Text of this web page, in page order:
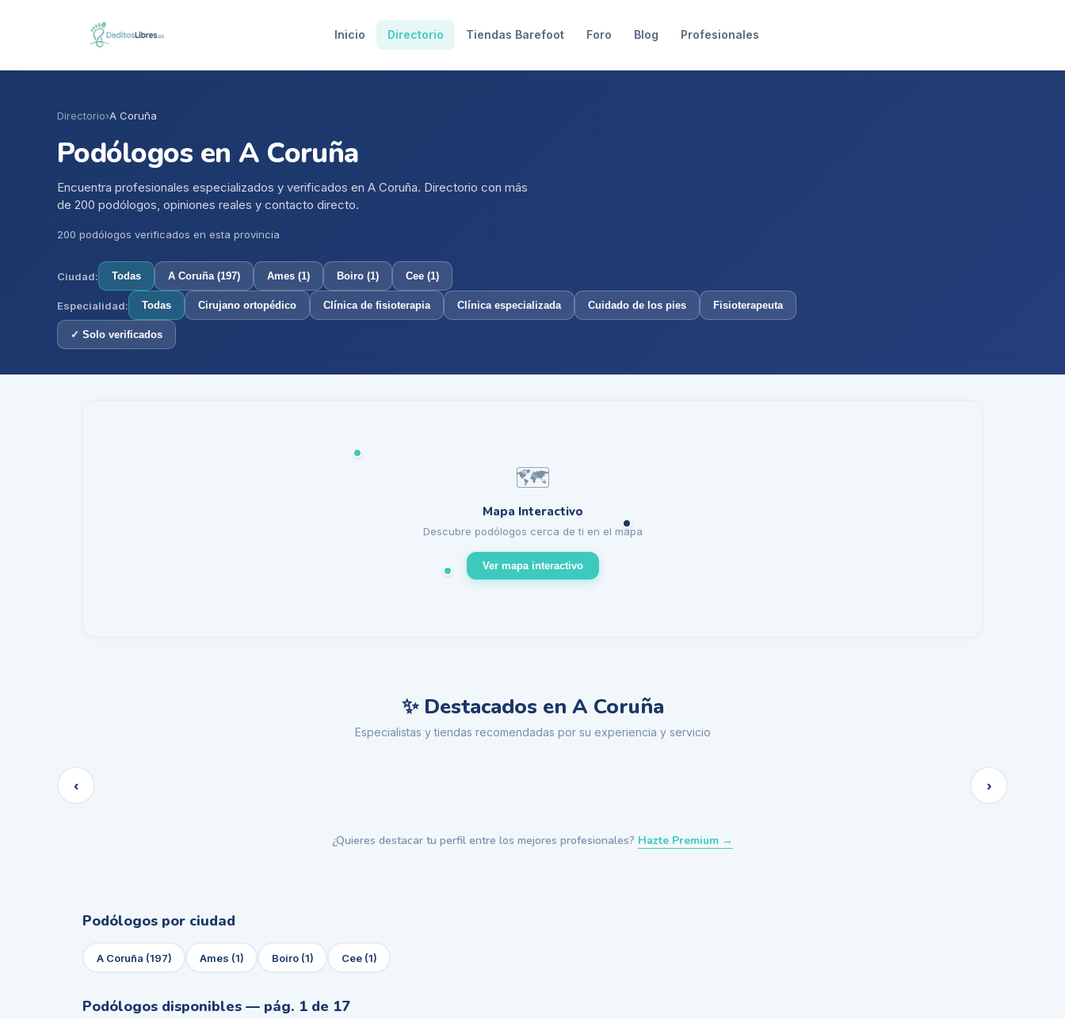
Inicio Directorio Tiendas Barefoot Foro Blog Profesionales
Directorio›A Coruña
Podólogos en A Coruña
Encuentra profesionales especializados y verificados en A Coruña. Directorio con más
de 200 podólogos, opiniones reales y contacto directo.
200 podólogos verificados en esta provincia
Ciudad: Todas A Coruña(197) Ames (1) Boiro (1) Cee (1)
Especialidad: Todas Cirujano ortopédico Clínica de fisioterapia Clínica especializada Cuidado de los pies Fisioterapeuta
✓ Solo verificados
🗺️
Mapa Interactivo
Descubre podólogos cerca de ti en el mapa
Ver mapa interactivo
✨ Destacados en A Coruña
Especialistas y tiendas recomendadas por su experiencia y servicio
‹ ›
¿Quieres destacar tu perfil entre los mejores profesionales? Hazte Premium →
Podólogos por ciudad
A Coruña (197) Ames (1) Boiro(1) Cee(1)
Podólogos disponibles — pág. 1 de 17